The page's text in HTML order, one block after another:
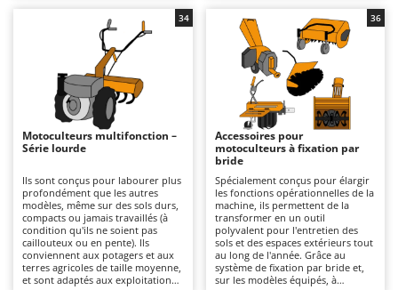
Bancs de scie pour le bois - Scies à bûches
Barbecues
Bennes pour tracteur
Brosses pour sols extérieurs
Brouettes à moteur
Broyeurs à axe horizontal pour tracteur
Broyeurs de branches et végétaux
Butteurs pour tracteur
C
Chargeurs de batterie - Démarreurs
Charrues pour tracteur
Ariete
Artus
Attila
Awelco
B
Baesso
Bahco
alimentés par un moteur à
essence 4 temps et conviennent à
un usage amateur ou semi-
professionnel sur des surfaces
restreintes, pour des travaux de
labour en profondeur moyenne,
grâce à leur structure légère et
facilement maniable, même dans
des espaces restreints. La
transmission par courroie ou par
engrenages et les boîtes de
vitesses 1+1 ou 2+1 garantissent
qualité de travail est adaptée aux
préparations saisonnières du
potager, avec un rendement
régulier, mais n'est pas destinée à
des utilisations intensives ou
continues. Parfaits pour les
particuliers qui ont besoin d'un
fraisage périodique sans avoir à
affronter des sols durs ou jamais
plus incisive et plus uniforme que
la série légère, avec une meilleure
pénétration et un rendement
opérationnel supérieur. Ils se
distinguent par leur transmission
à engrenages à bain d'huile, plus
solide que les solutions à
courroie, et par leurs boîtes de
vitesses 2+1 ou 3+3 qui permettent
une avance calibrée en fonction
du type de sol, ainsi que par leur
fraise avec carter, spécialement
conçue pour travailler entre les
rangées de plantes en les
protégeant de l'action des houes.
Disponibles avec un moteur 4
temps à essence ou diesel, elles
conviennent à un usage allant du
bricolage au professionnel, pour
des travaux à profondeur
moyenne grâce à leur structure
plus robuste que celle de la série
Motoculteurs multifonction –
Série lourde
Ils sont conçus pour labourer plus
profondément que les autres
modèles, même sur des sols durs,
compacts ou jamais travaillés (à
condition qu'ils ne soient pas
caillouteux ou en pente). Ils
conviennent aux potagers et aux
terres agricoles de taille moyenne,
et sont adaptés aux exploitations
34
Accessoires pour
motoculteurs à fixation par
bride
Spécialement conçus pour élargir
les fonctions opérationnelles de la
machine, ils permettent de la
transformer en un outil
polyvalent pour l'entretien des
sols et des espaces extérieurs tout
au long de l'année. Grâce au
système de fixation par bride et,
sur les modèles équipés, à
36